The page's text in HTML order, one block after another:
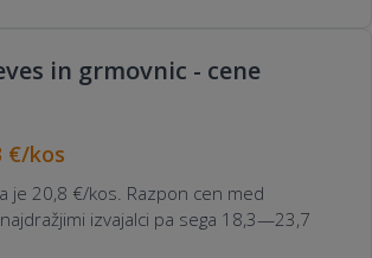
in grmovnic - cene
€/kos
je 20,8 €/kos. Razpon cen med
izvajalci pa sega 18,3—23,7